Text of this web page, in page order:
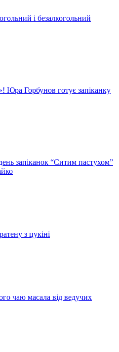
і безалкогольний
Юра Горбунов готує запіканку
запіканок “Ситим пастухом”
з цукіні
чаю масала від ведучих